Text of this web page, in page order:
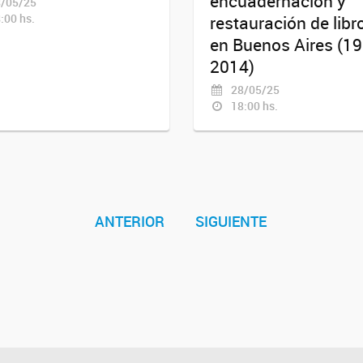
hs.
restauración de
en Buenos Aires
2014)
28/05/25
18:00 hs.
ANTERIOR SIGUIENTE